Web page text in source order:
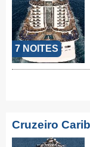
7 NOITES
Cruzeiro